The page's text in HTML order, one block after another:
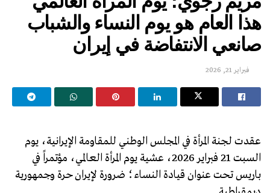
هذا العام هو يوم النساء والشباب
صانعي الانتفاضة في إيران
فبراير 21, 2026
عقدت لجنة المرأة في المجلس الوطني للمقاومة الإيرانية، يوم
السبت 21 فبراير 2026، عشية يوم المرأة العالمي، مؤتمراً في
باريس تحت عنوان قيادة النساء؛ ضرورة لإيران حرة وجمهورية